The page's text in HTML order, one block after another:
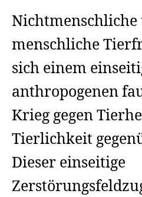
Nichtmenschliche
menschliche
sich einem
anthropogenen
Krieg gegen
Tierlichkeit
Dieser einseitige